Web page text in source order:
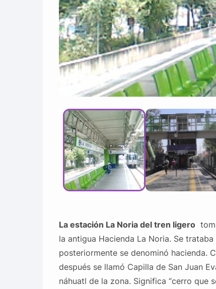
La estación La Noria del tren ligero
la antigua Hacienda La Noria. Se
posteriormente se denominó hacienda.
después se llamó Capilla de San Juan
náhuatl de la zona. Significa “cerro que